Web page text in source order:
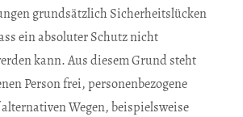
grundsätzlich Sicherheitslücken
ein absoluter Schutz nicht
kann. Aus diesem Grund steht
Person frei, personenbezogene
Wegen, beispielsweise